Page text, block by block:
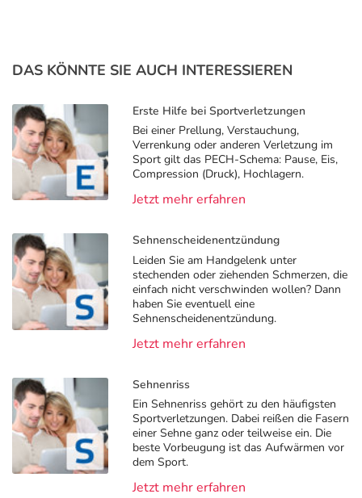
DAS KÖNNTE SIE AUCH INTERESSIEREN
Erste Hilfe bei Sportverletzungen
Bei einer Prellung, Verstauchung,
Verrenkung oder anderen Verletzung im
Sport gilt das PECH-Schema: Pause, Eis,
Compression (Druck), Hochlagern.
Jetzt mehr erfahren
Sehnenscheidenentzündung
Leiden Sie am Handgelenk unter
stechenden oder ziehenden Schmerzen, die
einfach nicht verschwinden wollen? Dann
haben Sie eventuell eine
Sehnenscheidenentzündung.
Jetzt mehr erfahren
Sehnenriss
Ein Sehnenriss gehört zu den häufigsten
Sportverletzungen. Dabei reißen die Fasern
einer Sehne ganz oder teilweise ein. Die
beste Vorbeugung ist das Aufwärmen vor
dem Sport.
Jetzt mehr erfahren